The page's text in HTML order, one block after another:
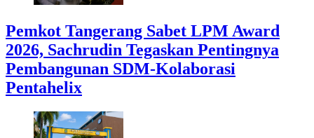
Pemkot Tangerang Sabet LPM Award
2026, Sachrudin Tegaskan Pentingnya
Pembangunan SDM-Kolaborasi
Pentahelix